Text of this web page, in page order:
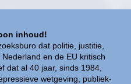
inhoud!
dat politie, justitie,
en de EU kritisch
dat al 40 jaar, sinds 1984,
wetgeving, publiek-